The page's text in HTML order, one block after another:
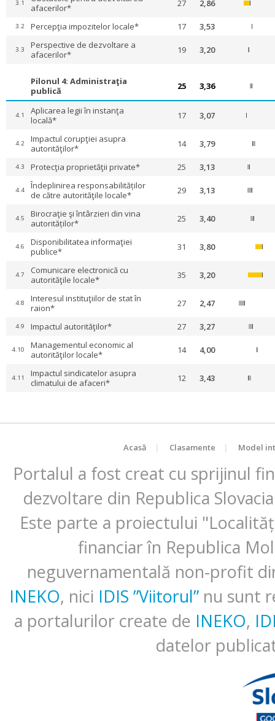
3.1
afacerilor*
27 2,86
3.2 Percepţia impozitelor locale* 17 3,53
3.3
Perspective de dezvoltare a
afacerilor*
19 3,20
Pilonul 4: Administraţia
publică
25 3,36
4.1
Aplicarea legii în instanţa
locală*
17 3,07
4.2
Impactul corupţiei asupra
autorităţilor*
14 3,79
4.3 Protecţia proprietăţii private* 25 3,13
4.4
Îndeplinirea responsabilităților
de către autorităţile locale*
29 3,13
4.5
Birocraţie şi întârzieri din vina
autorităților*
25 3,40
4.6
Disponibilitatea informaţiei
publice*
31 3,80
4.7
Comunicare electronică cu
autorităţile locale*
35 3,20
4.8
Interesul instituţiilor de stat în
raion*
27 2,47
4.9 Impactul autorităţilor* 27 3,27
4.10
Managementul economic al
autorităţilor locale*
14 4,00
4.11
Impactul sindicatelor asupra
climatului de afaceri*
12 3,43
Acasă | Clasamente | Model
Portalul a fost creat cu sprijinul
dezvoltare din Republica
Este parte a proiectului
financiar în Republica
neguvernamentală non-profit
INEKO, nici IDIS ”Viitorul” nu sunt
a portalurilor create de INEKO,
datelor